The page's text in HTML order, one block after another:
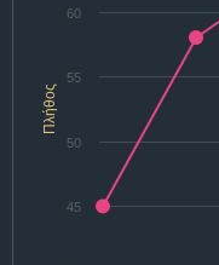
Πλήθος
45
50
55
60